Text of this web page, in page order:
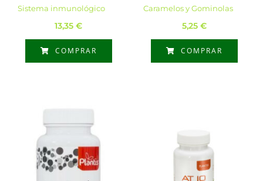
Sistema inmunológico
13,35€
COMPRAR
Caramelos y Gominolas
5,25 €
COMPRAR